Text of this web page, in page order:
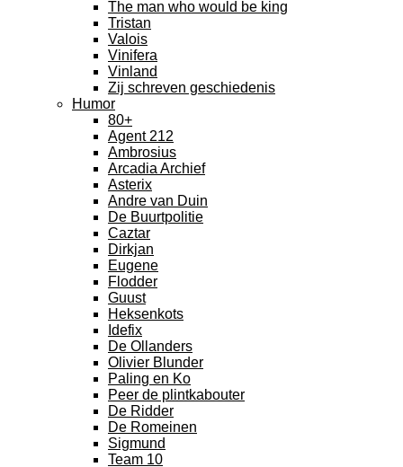
The man who would be king
Tristan
Valois
Vinifera
Vinland
Zij schreven geschiedenis
Humor
80+
Agent 212
Ambrosius
Arcadia Archief
Asterix
Andre van Duin
De Buurtpolitie
Caztar
Dirkjan
Eugene
Flodder
Guust
Heksenkots
Idefix
De Ollanders
Olivier Blunder
Paling en Ko
Peer de plintkabouter
De Ridder
De Romeinen
Sigmund
Team 10